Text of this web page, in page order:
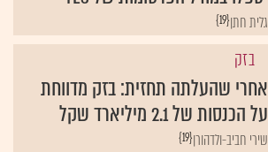
{19}גלית חתן
בזק
אחרי שהעלתה תחזית: בזק מדווחת
על הכנסות של 2.1 מיליארד שקל
{19}שירי חביב-ולדהורן